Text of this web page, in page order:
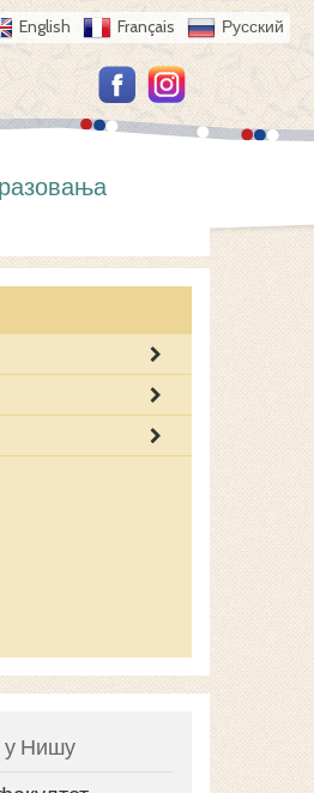
English Français Русский
ВЕШТАЧКА
УЧЕЊЕ
у Нишу